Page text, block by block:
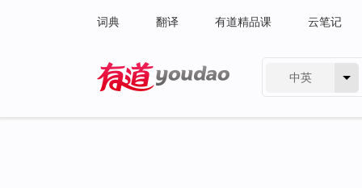
词典 翻译 有道精品课 云笔记
中英